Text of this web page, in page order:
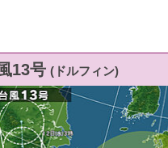
13号 (ドルフィン)